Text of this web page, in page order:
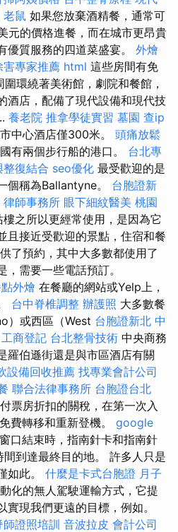
老鼠 如果您放棄酒精餐，通常可
元的價格進餐，而在城市更昂貴
優質服務的四道菜盛宴。 外燴
害專家推薦 html 這些房間有免
環繞著美術館，劇院和餐館，
酒店，配備了現代設備和現代技
養老院 推拿學徒實習 墓園 查ip
中心酒店僅300米。 頭痛放鬆
有兩個步行船的港口。 台北專
整復結合 seo優化 最受歡迎的是
個稱為Ballantyne。 台胞證新
律師事務所 眼下細紋醫美 桃園
之所以更經常使用，是因為它
且接近受歡迎的景點，住宿和餐
了預約，其中大多數都使用了
需要一些電話預訂。
外燴 在餐廳的網站或Yelp上，
台中脊椎調整 辦護照 大多數餐
）或西區（West 台胞證新北 中
工商登記 台北整骨技術 中央商務
羅伯遜街還是與市區酒店有關
設備回收推薦 找專業會計公司
聯合法律事務所 台胞證台北
票房折扣的關稅，在第一次入
費轉移和重新登機。 google
口結束時，指南針卡和指南針
到達最終目的地。 許多人只是
如此。 什麼是卡式台胞證 月子
化的無人駕駛運輸方式，它提
現我們更遠的目標，例如。
師證照培訓 音波拉皮 會計公司